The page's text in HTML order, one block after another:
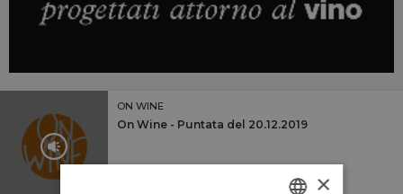
ON WINE
On Wine - Puntata del 20.12.2019
×